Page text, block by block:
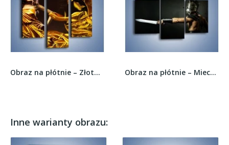
Obraz na płótnie – Złoto przyjacielem każdej... Obraz na płótnie – Miecz i zbroja –...
Inne warianty obrazu: